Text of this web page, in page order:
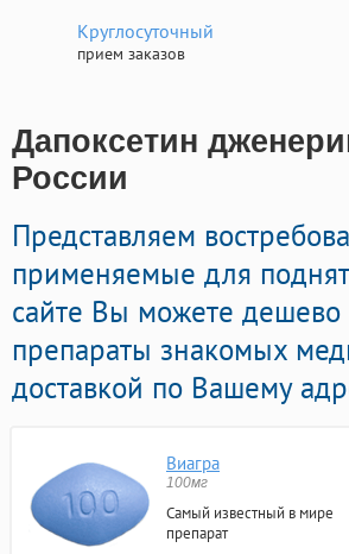
Круглосуточный
прием заказов
Дапоксетин
России
Представляем
применяемые для
сайте Вы можете
препараты знакомых
доставкой по Вашему
Виагра
100мг
Самый известный в мире
препарат